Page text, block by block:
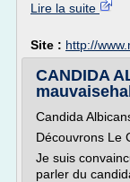
Lire la suite
Site : http://
CANDIDA
Candida
Découvrons Le
Je suis
parler du